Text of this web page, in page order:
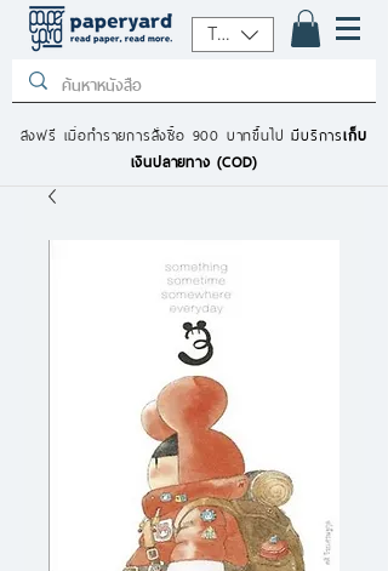
THB (฿)
ส่งฟรี เมื่อทำรายการสั่งซื้อ 900 บาทขึ้นไปมีบริการเก็บ
เงินปลายทาง (COD)